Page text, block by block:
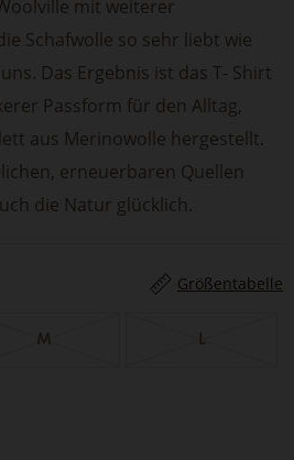
mit weiterer
Schafwolle so sehr liebt wie
Das Ergebnis ist das T- Shirt
Passform für den Alltag,
aus Merinowolle hergestellt.
erneuerbaren Quellen
die Natur glücklich.
Größentabelle